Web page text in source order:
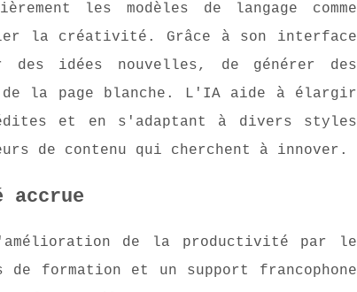
les modèles de langage comme
la créativité. Grâce à son interface
des idées nouvelles, de générer des
de la page blanche. L'IA aide à élargir
et en s'adaptant à divers styles
de contenu qui cherchent à innover.
de la productivité par le
formation et un support francophone